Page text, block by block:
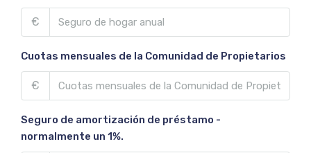
€
Cuotas mensuales de la Comunidad de Propietarios
€
Seguro de amortización de préstamo -
normalmente un 1%.